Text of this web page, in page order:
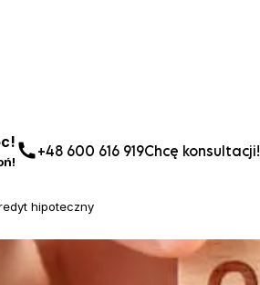
+48 600 616 919Chcę konsultacji!
hipoteczny